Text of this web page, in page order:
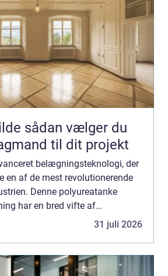
du
til dit projekt
belægningsteknologi, der
en af de mest revolutionerende
Denne polyureatanke
har en bred vifte af
vist sig at være en om...31 juli 2026